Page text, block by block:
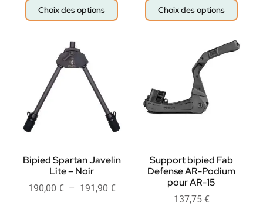
Choix des options Choix des options
Bipied Spartan Javelin
Lite – Noir
190,00 € – 191,90 €
Support bipied Fab
Defense AR-Podium
pour AR-15
137,75 €